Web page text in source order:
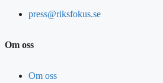
press@riksfokus.se
Om oss
Om oss